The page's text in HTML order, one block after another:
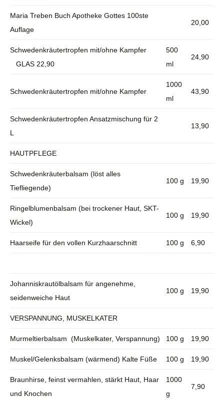
Maria Treben Buch Apotheke Gottes 100ste
Auflage
20,00
Schwedenkräutertropfen mit/ohne Kampfer
GLAS 22,90
500
ml
24,90
Schwedenkräutertropfen mit/ohne Kampfer
1000
ml
43,90
Schwedenkräutertropfen Ansatzmischung für 2
L
13,90
HAUTPFLEGE
Schwedenkräuterbalsam (löst alles
Tiefliegende)
100 g 19,90
Ringelblumenbalsam (bei trockener Haut, SKT-
Wickel)
100 g 19,90
Haarseife für den vollen Kurzhaarschnitt 100 g 6,90
Johanniskrautölbalsam für angenehme,
seidenweiche Haut
100 g 19,90
VERSPANNUNG, MUSKELKATER
Murmeltierbalsam (Muskelkater, Verspannung) 100 g 19,90
Muskel/Gelenksbalsam (wärmend) Kalte Füße 100 g 19,90
Braunhirse, feinst vermahlen, stärkt Haut, Haar
und Knochen
1000
g
7,90